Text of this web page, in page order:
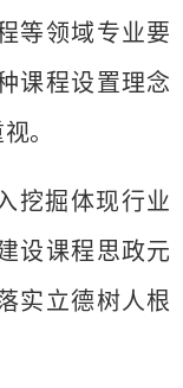
等领域专业要
课程设置理念
。
挖掘体现行业
设课程思政元
实立德树人根